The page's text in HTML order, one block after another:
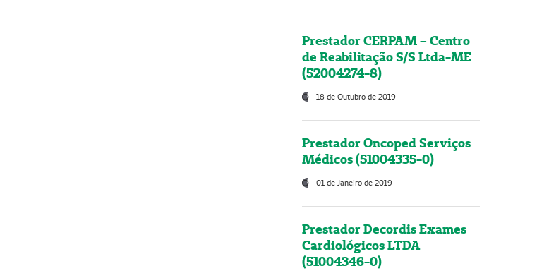
Prestador CERPAM – Centro
de Reabilitação S/S Ltda-ME
(52004274-8)
18 de Outubro de 2019
Prestador Oncoped Serviços
Médicos (51004335-0)
01 de Janeiro de 2019
Prestador Decordis Exames
Cardiológicos LTDA
(51004346-0)